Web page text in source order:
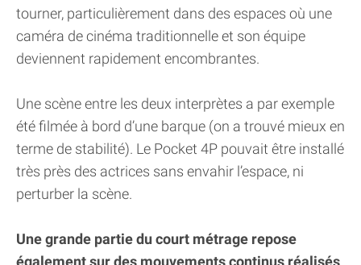
tourner, particulièrement dans des espaces où une
caméra de cinéma traditionnelle et son équipe
deviennent rapidement encombrantes.
Une scène entre les deux interprètes a par exemple
été filmée à bord d’une barque (on a trouvé mieux en
terme de stabilité). Le Pocket 4P pouvait être installé
très près des actrices sans envahir l’espace, ni
perturber la scène.
Une grande partie du court métrage repose
également sur des mouvements continus réalisés